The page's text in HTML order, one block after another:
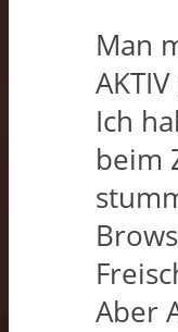
Man
Ich
beim
Aber